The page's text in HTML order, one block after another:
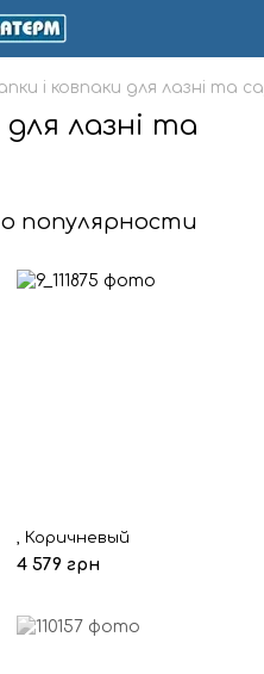
і ковпаки для лазні та
лазні та
популярности
, Коричневый
4 579 грн